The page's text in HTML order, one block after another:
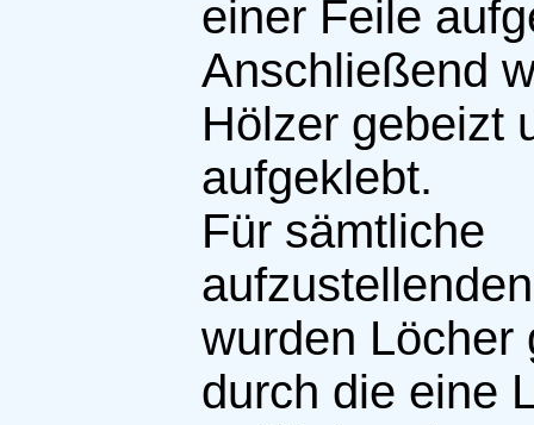
einer Feile
Anschließend
Hölzer gebeizt
aufgeklebt.
Für sämtliche
wurden Löcher
durch die eine